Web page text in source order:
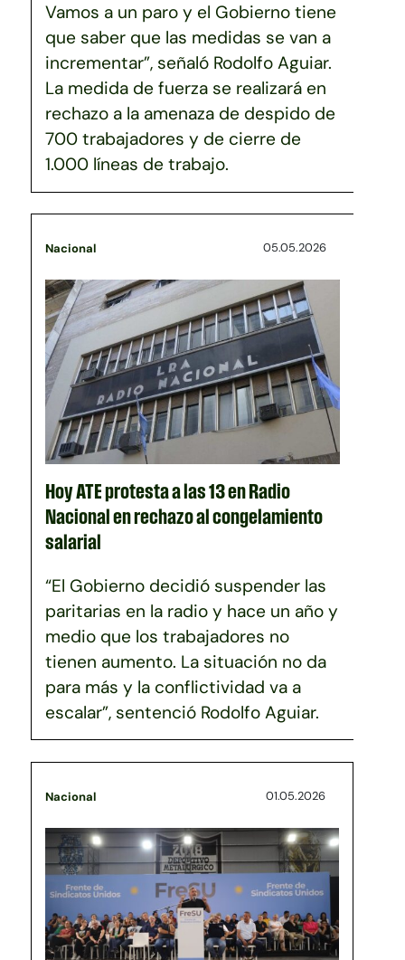
Vamos a un paro y el Gobierno tiene
que saber que las medidas se van a
incrementar”, señaló Rodolfo Aguiar.
La medida de fuerza se realizará en
rechazo a la amenaza de despido de
700 trabajadores y de cierre de
1.000 líneas de trabajo.
Nacional 05.05.2026
Hoy ATE protesta a las 13 en Radio
Nacional en rechazo al congelamiento
salarial
“El Gobierno decidió suspender las
paritarias en la radio y hace un año y
medio que los trabajadores no
tienen aumento. La situación no da
para más y la conflictividad va a
escalar”, sentenció Rodolfo Aguiar.
Nacional 01.05.2026